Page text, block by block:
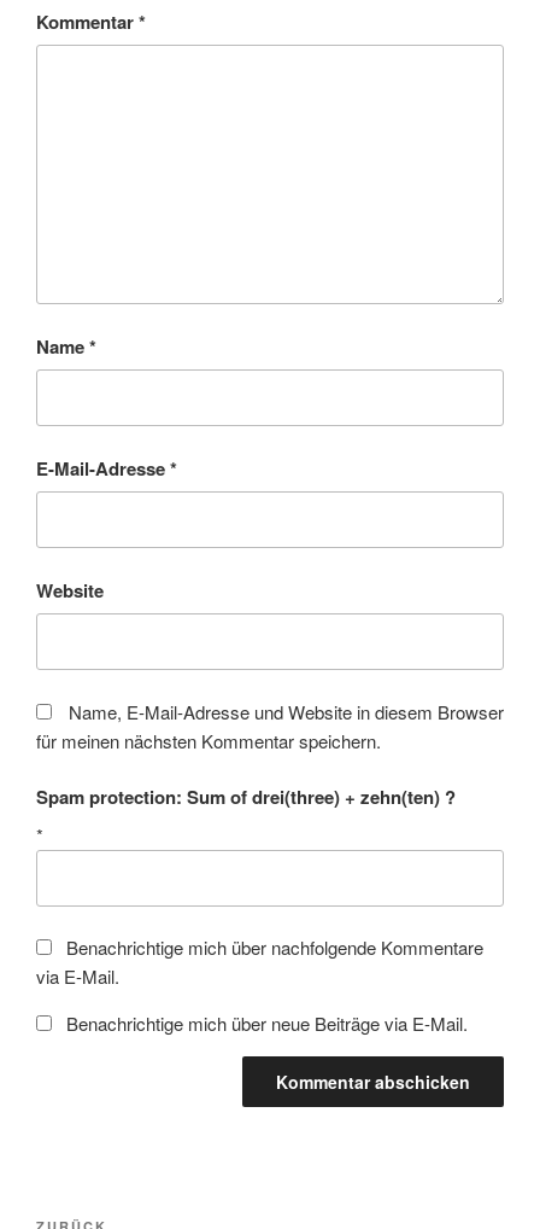
Kommentar*
Name*
E-Mail-Adresse*
Website
Name, E-Mail-Adresse und Website in diesem Browser
für meinen nächsten Kommentar speichern.
Spam protection: Sum of drei(three) + zehn(ten) ?
*
Benachrichtige mich über nachfolgende Kommentare
via E-Mail.
Benachrichtige mich über neue Beiträge via E-Mail.
Beitragsnavigation